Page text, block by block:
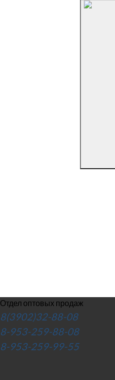
Отдел оптовых продаж
8(3902)32-88-08
8-953-259-88-08
8-953-259-99-55